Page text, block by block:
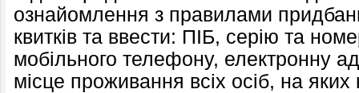
ознайомлення з правилами
квитків та ввести: ПІБ, серію та
мобільного телефону, електронну
місце проживання всіх осіб, на яких